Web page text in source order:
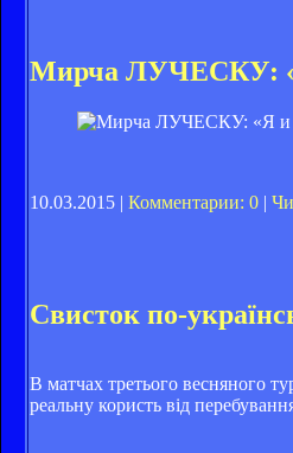
Мирча ЛУЧЕСКУ:
10.03.2015 | Комментарии: 0 |
Свисток по-
В матчах третього весняного
реальну користь від